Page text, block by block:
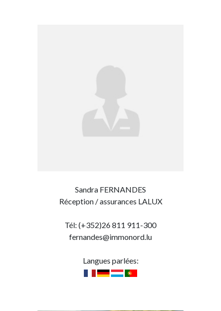
Sandra FERNANDES
Réception / assurances LALUX
Tél: (+352)26 811 911-300
fernandes@immonord.lu
Langues parlées: